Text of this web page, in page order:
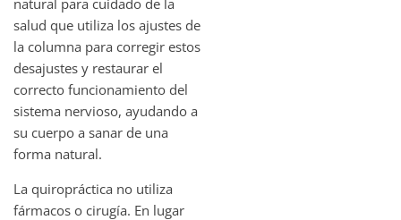
salud que utiliza los ajustes de
la columna para corregir estos
desajustes y restaurar el
correcto funcionamiento del
sistema nervioso, ayudando a
su cuerpo a sanar de una
forma natural.
La quiropráctica no utiliza
fármacos o cirugía. En lugar